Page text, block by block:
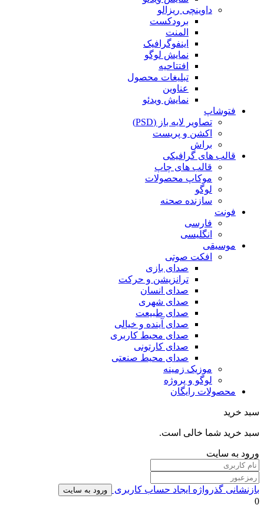
داوینچی ریزالو
برودکست
المنت
اینفوگرافیک
نمایش لوگو
افتتاحیه
تبلیغات محصول
عناوین
نمایش ویدئو
فتوشاپ
تصاویر لایه باز (PSD)
اکشن و پریست
براش
قالب های گرافیکی
قالب های چاپ
موکاپ محصولات
لوگو
سازنده صحنه
فونت
فارسی
انگلیسی
موسیقی
افکت صوتی
صدای بازی
ترانزیشن و حرکت
صدای انسان
صدای شهری
صدای طبیعت
صدای آینده و خیالی
صدای محیط کاربری
صدای کارتونی
صدای محیط صنعتی
موزیک زمینه
لوگو و پروژه
محصولات رایگان
سبد خرید
سبد خرید شما خالی است.
ورود به سایت
بازنشانی گذرواژه ایجاد حساب کاربری ورود به سایت
0